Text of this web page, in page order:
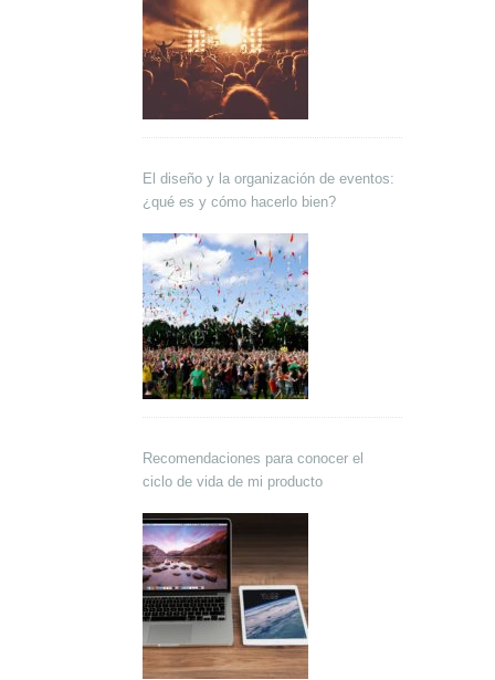
El diseño y la organización de eventos:
¿qué es y cómo hacerlo bien?
Recomendaciones para conocer el
ciclo de vida de mi producto